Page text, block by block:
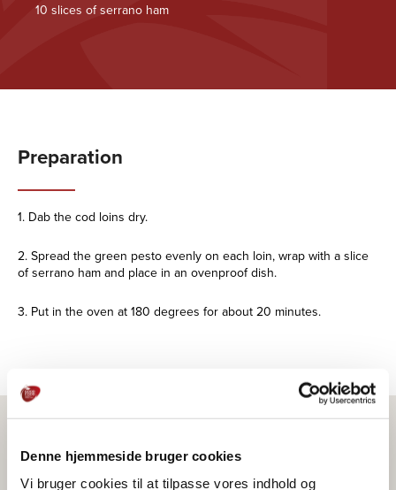
Denne hjemmeside bruger cookies
Vi bruger cookies til at tilpasse vores indhold og
10 slices of serrano ham
Preparation
1. Dab the cod loins dry.
2. Spread the green pesto evenly on each loin, wrap with a slice
of serrano ham and place in an ovenproof dish.
3. Put in the oven at 180 degrees for about 20 minutes.
Product in the recipe